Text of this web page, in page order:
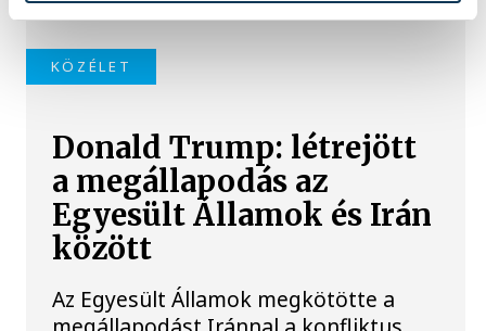
KÖZÉLET
Donald Trump: létrejött
a megállapodás az
Egyesült Államok és Irán
között
Az Egyesült Államok megkötötte a